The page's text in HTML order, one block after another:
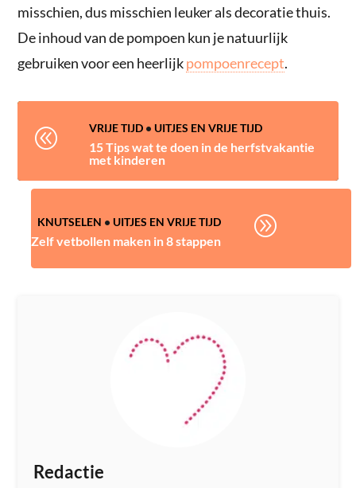
misschien, dus misschien leuker als decoratie thuis.
De inhoud van de pompoen kun je natuurlijk
gebruiken voor een heerlijkpompoenrecept.
@ VRIJE TIJD •UITJES EN VRIJE TIJD
15 Tips wat te doen in de herfstvakantie
met kinderen
KNUTSELEN • UITJES EN VRIJE TIJD
Zelf vetbollen maken in 8 stappen
A
Redactie